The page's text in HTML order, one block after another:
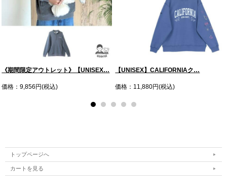
《期間限定アウトレット》【UNISEX…
価格：9,856円(税込)
【UNISEX】CALIFORNIAク…
価格：11,880円(税込)
トップページへ
カートを見る